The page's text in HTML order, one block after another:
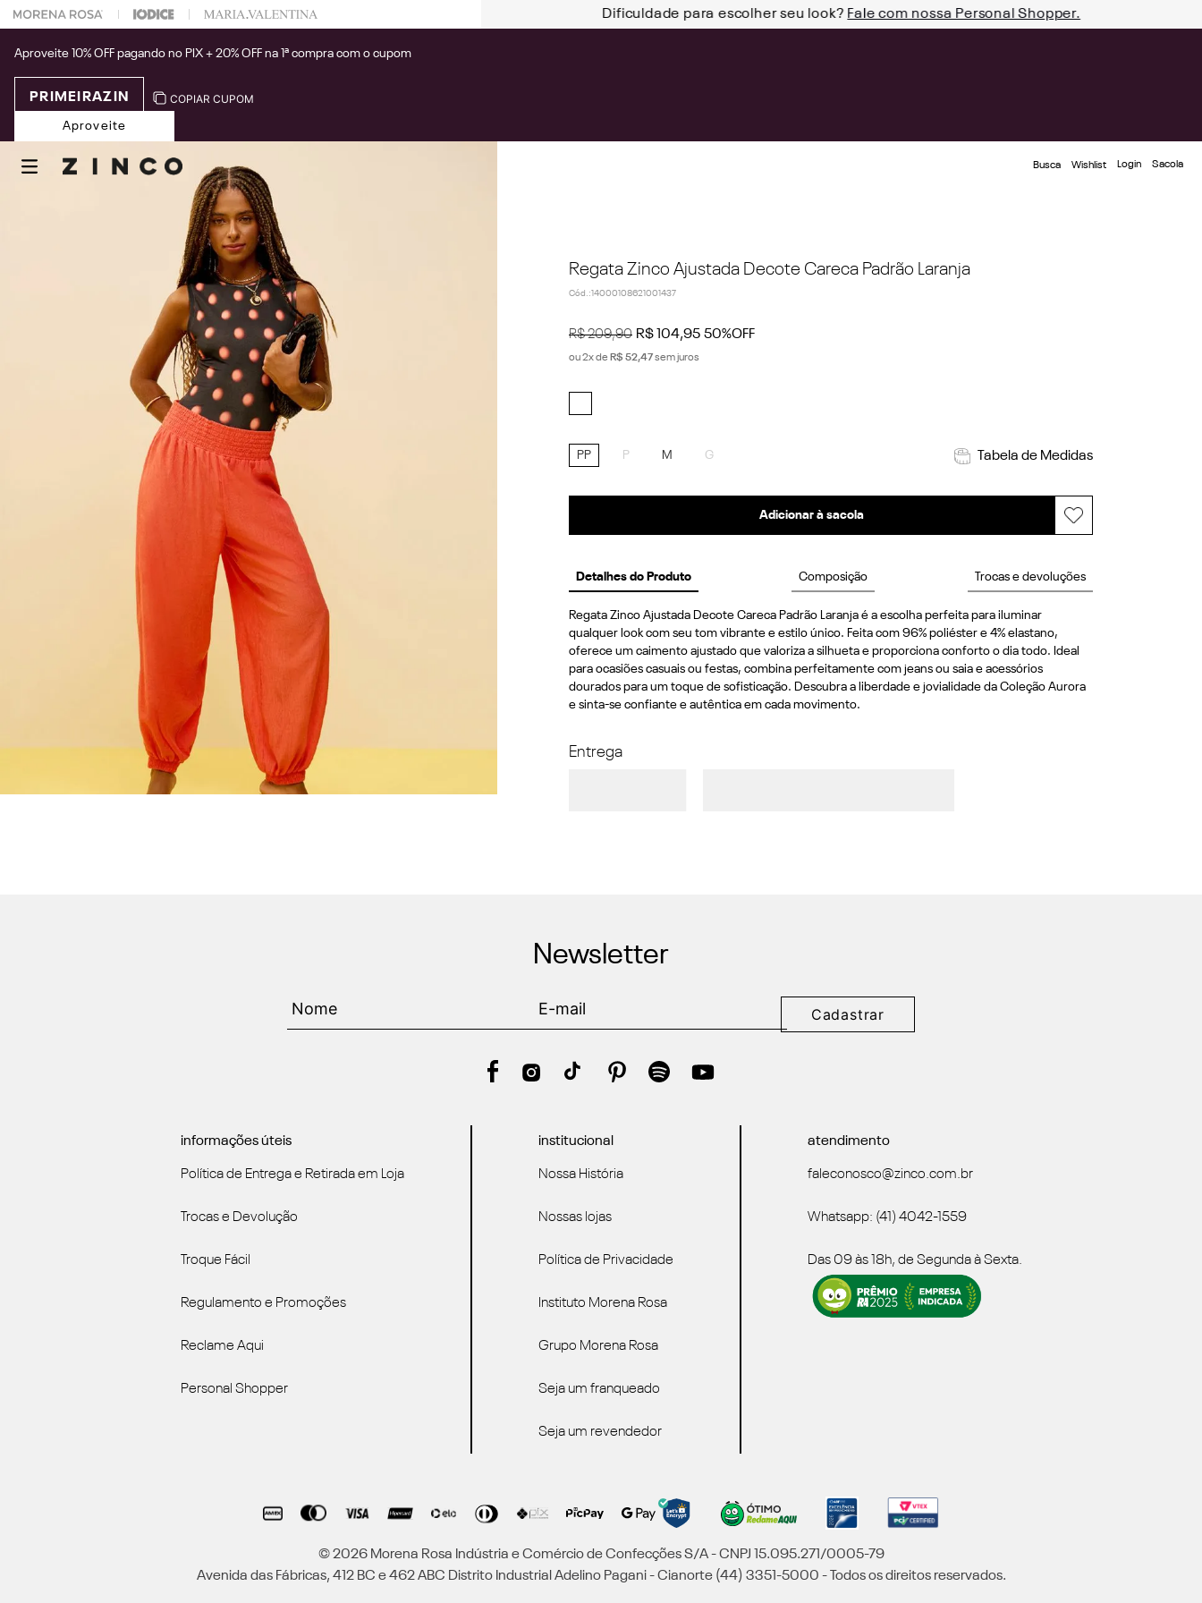
na sua 1° compra usando o cupom: PRIMEIRAZIN Dificuldade para escolher seu look? Fale com nossa Personal Shopper.
Aproveite 10% OFF pagando no PIX + 20% OFF na 1ª compra com o cupom
PRIMEIRAZIN COPIAR CUPOM
Aproveite
Busca Wishlist Login
Regata Zinco Ajustada Decote Careca Padrão Laranja
Cód. :14000108621001437
R$ 209,90 R$ 104,95 50%OFF
ou2x de R$ 52,47sem juros
PP P M G Tabela de Medidas
Adicionar à sacola
Detalhes do Produto Composição Trocas e devoluções
Regata Zinco Ajustada Decote Careca Padrão Laranja é a escolha perfeita para iluminar
qualquer look com seu tom vibrante e estilo único. Feita com 96% poliéster e 4% elastano,
oferece um caimento ajustado que valoriza a silhueta e proporciona conforto o dia todo. Ideal
para ocasiões casuais ou festas, combina perfeitamente com jeans ou saia e acessórios
dourados para um toque de sofisticação. Descubra a liberdade e jovialidade da Coleção Aurora
e sinta-se confiante e autêntica em cada movimento.
Entrega
Newsletter
Cadastrar
informações úteis
Política de Entrega e Retirada em Loja
Trocas e Devolução
Troque Fácil
Regulamento e Promoções
Reclame Aqui
Personal Shopper
institucional
Nossa História
Nossas lojas
Política de Privacidade
Instituto Morena Rosa
Grupo Morena Rosa
Seja um franqueado
Seja um revendedor
atendimento
faleconosco@zinco.com.br
Whatsapp: (41) 4042-1559
Das 09 às 18h, de Segunda à Sexta.
© 2026 Morena Rosa Indústria e Comércio de Confecções S/A - CNPJ 15.095.271/0005-79
Avenida das Fábricas, 412 BC e 462 ABC Distrito Industrial Adelino Pagani - Cianorte (44) 3351-5000 - Todos os direitos reservados.